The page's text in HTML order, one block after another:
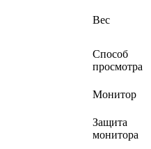
Вес
Способ
просмотра
Монитор
Защита
монитора